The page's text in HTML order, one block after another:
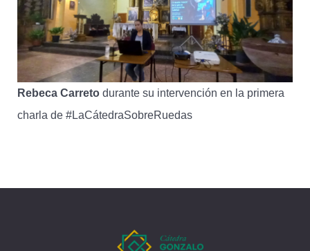
Rebeca Carreto durante su intervención en la primera
charla de #LaCátedraSobreRuedas